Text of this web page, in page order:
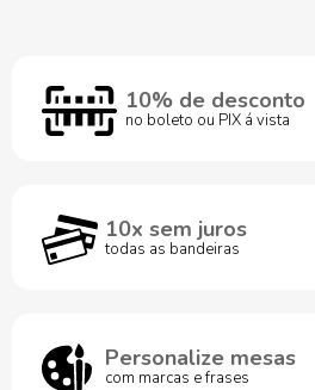
10% de desconto
no boleto ou PIX á vista
10x sem juros
todas as bandeiras
Personalize mesas
com marcas e frases